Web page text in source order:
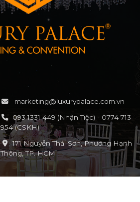
marketing@luxurypalace.com.vn
093 1331 449 (Nhận Tiệc) - 0774 713
954 (CSKH)
171 Nguyễn Thái Sơn, Phường Hạnh
Thông, TP. HCM